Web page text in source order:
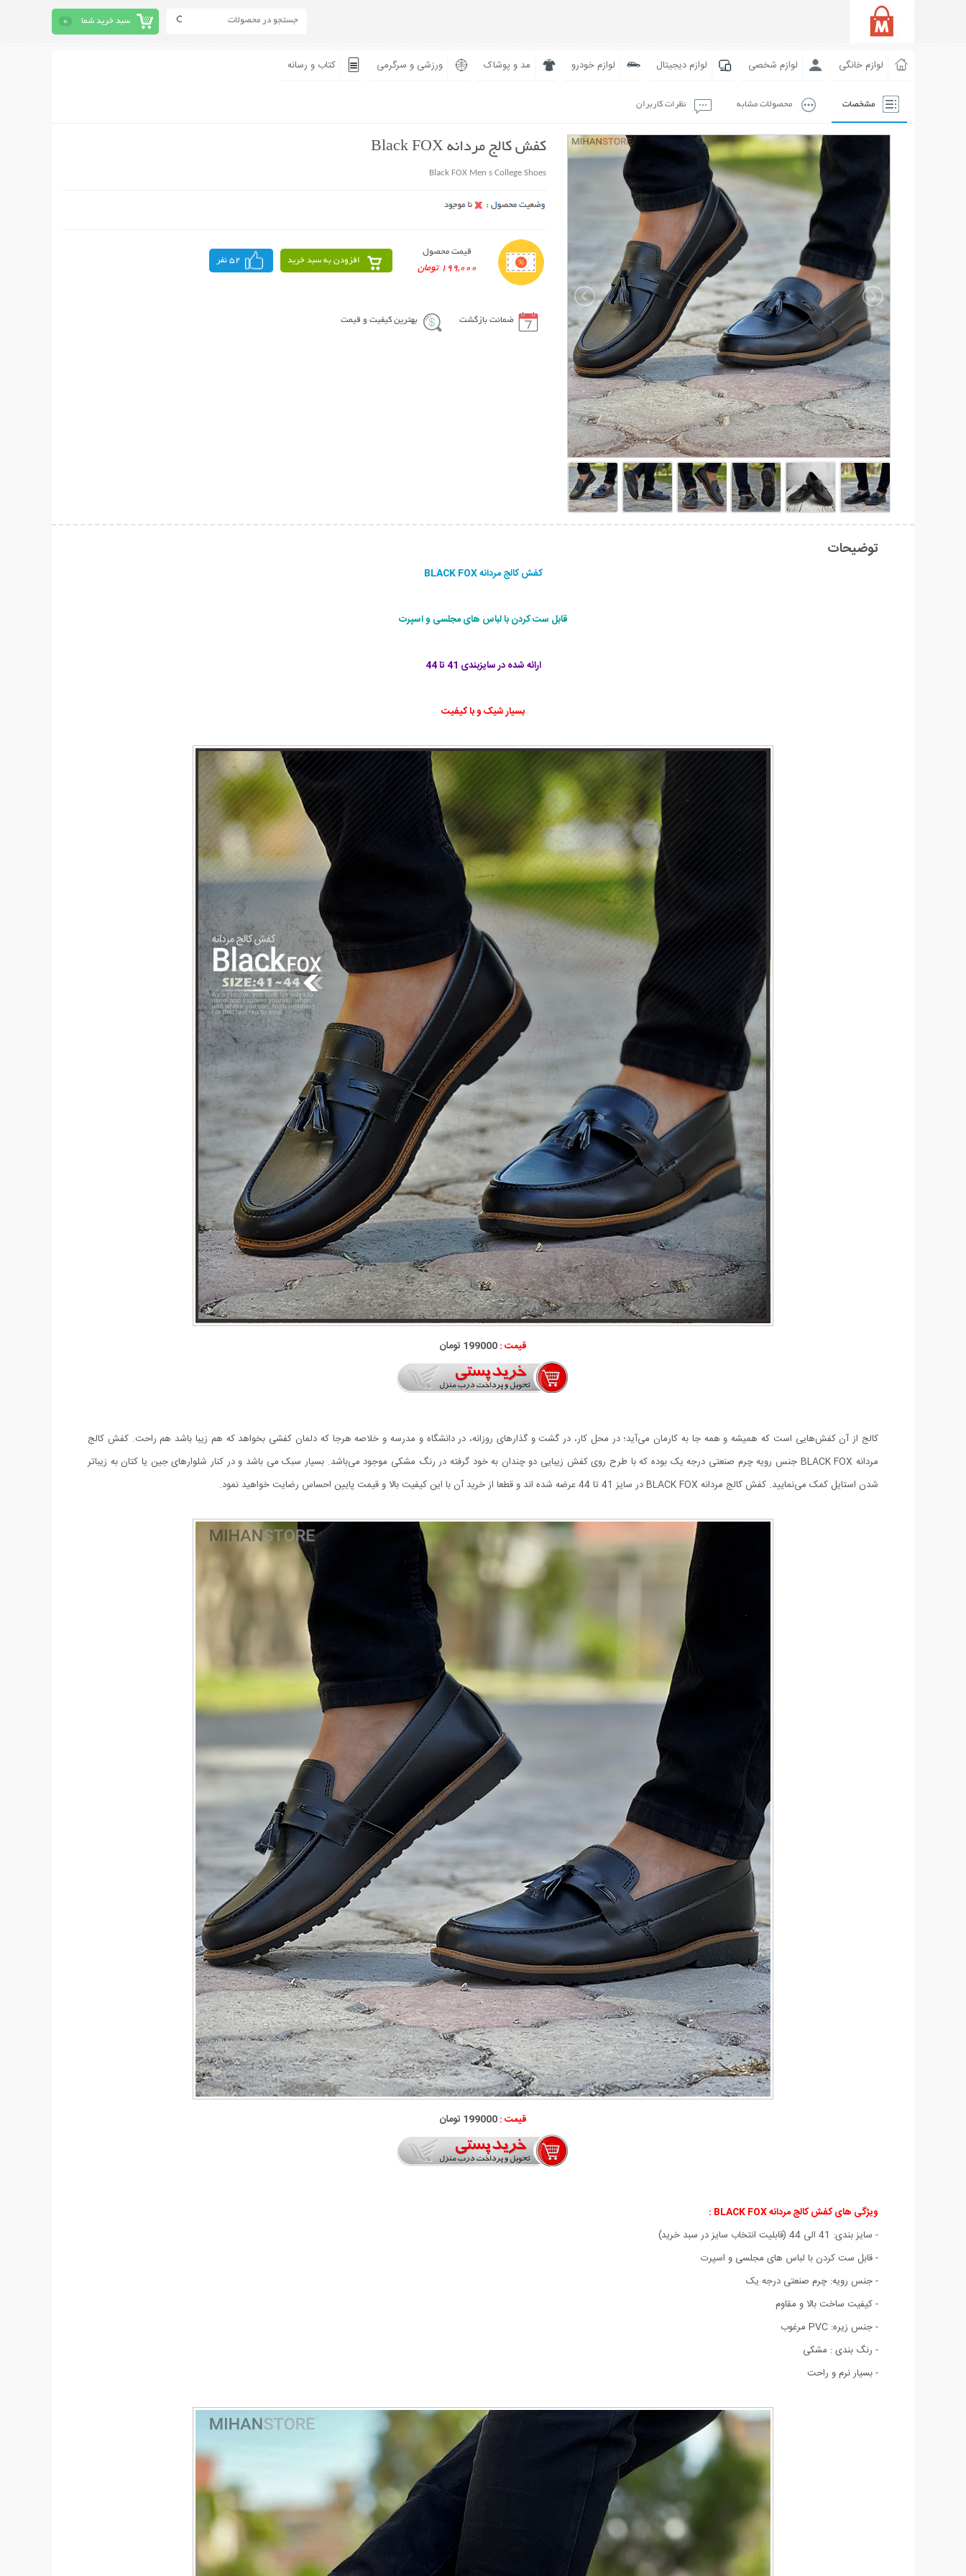
سبد خرید شما 0
لوازم خانگی لوازم شخصی لوازم دیجیتال لوازم خودرو مد و پوشاک ورزشی و سرگرمی کتاب و رسانه
مشخصات محصولات مشابه نظرات کاربران
کفش کالج مردانه Black FOX
Black FOX Men s College Shoes
قیمت محصول
199,000 تومان
افزودن به سبد خرید 52 نفر
ضمانت بازگشت بهترین کیفیت و قیمت
توضیحات
کفش کالج مردانه BLACK FOX
قابل ست کردن با لباس های مجلسی و اسپرت
ارائه شده در سایزبندی 41 تا 44
بسیار شیک و با کیفیت
قیمت :199000 تومان
کالج از آن کفش‌هایی است که همیشه و همه جا به کار‌مان می‌آید؛ در محل کار، در گشت‌ و گذارهای روزانه، در دانشگاه و مدرسه و خلاصه هرجا که دلمان کفشی بخواهد که هم زیبا باشد هم راحت. کفش کالج
مردانه BLACK FOX جنس رویه چرم صنعتی درجه یک بوده که با طرح روی کفش زیبایی دو چندان به خود گرفته در رنگ مشکی موجود می‌باشد. بسیار سبک می باشد و در کنار شلوار‌های جین یا کتان به زیبا‌تر
شدن استایل کمک می‌نمایید. کفش کالج مردانه BLACK FOX در سایز 41 تا 44 عرضه شده اند و قطعا از خرید آن با این کیفیت بالا و قیمت پایین احساس رضایت خواهید نمود.
قیمت :199000 تومان
ویژگی های کفش کالج مردانه BLACK FOX :
- سایز بندی: 41 الی 44 (قابلیت انتخاب سایز در سبد خرید)
- قابل ست کردن با لباس های مجلسی و اسپرت
- جنس رویه: چرم صنعتی درجه یک
- کیفیت ساخت بالا و مقاوم
- جنس زیره: PVC مرغوب
- رنگ بندی : مشکی
- بسیار نرم و راحت